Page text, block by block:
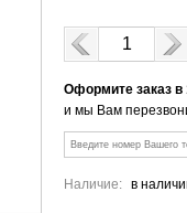
Оформите заказ
и мы Вам
Наличие: в